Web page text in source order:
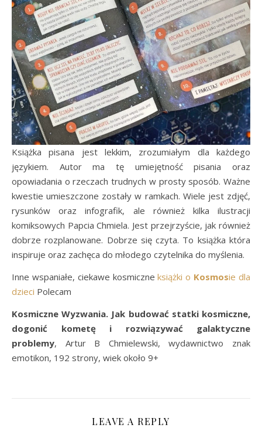
Książka pisana jest lekkim, zrozumiałym dla każdego
językiem. Autor ma tę umiejętność pisania oraz
opowiadania o rzeczach trudnych w prosty sposób. Ważne
kwestie umieszczone zostały w ramkach. Wiele jest zdjęć,
rysunków oraz infografik, ale również kilka ilustracji
komiksowych Papcia Chmiela. Jest przejrzyście, jak również
dobrze rozplanowane. Dobrze się czyta. To książka która
inspiruje oraz zachęca do młodego czytelnika do myślenia.
Inne wspaniałe, ciekawe kosmiczneksiążki o Kosmosie dla
dzieci Polecam
Kosmiczne Wyzwania. Jak budować statki kosmiczne,
dogonić kometę i rozwiązywać galaktyczne
problemy, Artur B Chmielewski, wydawnictwo znak
emotikon, 192 strony, wiek około 9+
LEAVE A REPLY